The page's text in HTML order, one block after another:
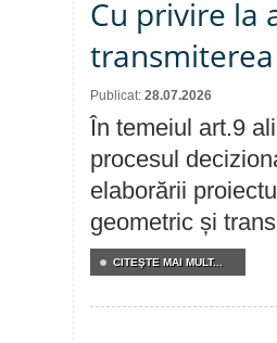
Cu privire la
Publicat: 28.07.2026
În temeiul art.9
procesul
elaborării
geometric și
CITEŞTE MAI MULT...